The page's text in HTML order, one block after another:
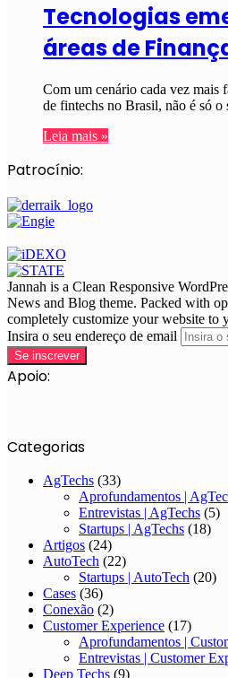
Tecnologias
áreas de
Com um cenário cada vez mais
de fintechs no Brasil, não é só
Leia mais »
Patrocínio:
Jannah is a Clean Responsive
News and Blog theme. Packed with
completely customize your website to
Insira o seu endereço de email
Apoio:
Categorias
AgTechs (33)
Aprofundamentos |
Entrevistas | AgTechs (5)
Startups | AgTechs (18)
Artigos (24)
AutoTech (22)
Startups | AutoTech (20)
Cases (36)
Conexão (2)
Customer Experience (17)
Aprofundamentos |
Entrevistas | Customer
Deep Techs (9)